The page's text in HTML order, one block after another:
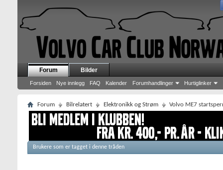
Forum
Forsiden Nye innlegg FAQ Kalender Forumhandlinger Hurtiglinker
Bilder
Forum Bilrelatert Elektronikk og Strøm Volvo ME7
Brukere som er tagget i denne tråden